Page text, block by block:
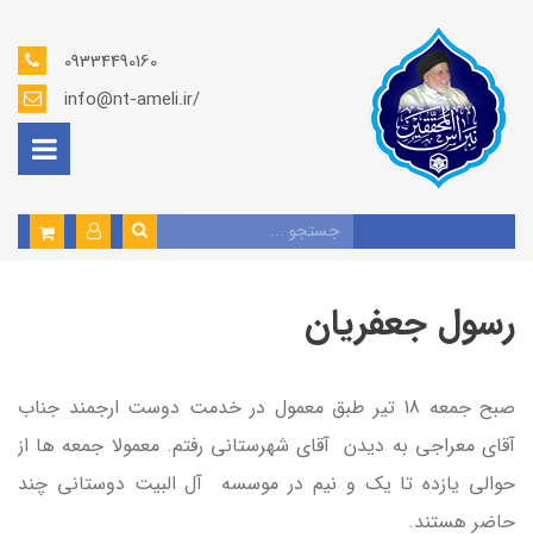
09334490160
info@nt-ameli.ir/
رسول جعفریان
صبح جمعه 18 تیر طبق معمول در خدمت دوست ارجمند جناب
آقای معراجی به دیدن آقای شهرستانی رفتم. معمولا جمعه ها از
حوالی یازده تا یک و نیم در موسسه آل البیت دوستانی چند
حاضر هستند.